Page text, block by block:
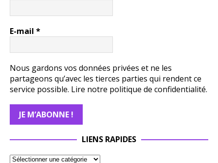
E-mail *
Nous gardons vos données privées et ne les
partageons qu’avec les tierces parties qui rendent ce
service possible. Lire notre politique de confidentialité.
LIENS RAPIDES